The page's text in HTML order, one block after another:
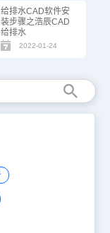
给排水CAD软件安
装步骤之浩辰CAD
给排水
2022-01-24